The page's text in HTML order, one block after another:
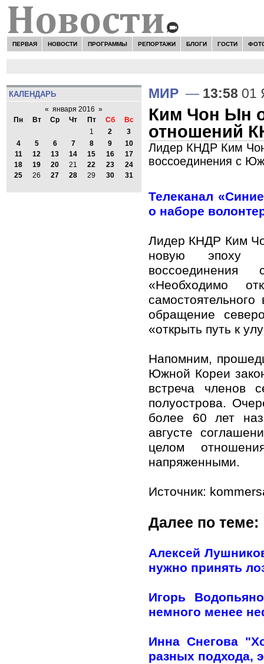
ПЕРВАЯ НОВОСТИ ПРОГРАММЫ РЕПОРТАЖИ БЛОГИ ГОСТИ
КАЛЕНДАРЬ
« января 2016 »
Пн
Вт Ср Чт Пт Сб
Вс
1
2
3
4
5 6 7 8 9
10
11
12 13 14 15 16
17
18
19 20 21 22 23
24
25
26 27 28 29 30 31
МИР — 13:58 01
Ким Чон Ын
отношений
Лидер КНДР Ким Чон
воссоединения с
Телеканал
о наборе
Лидер КНДР Ким
новую эпоху
«Необходимо
обращение
«открыть путь к
Напомним,
Южной Кореи
встреча членов
полуострова.
более 60 лет
августе
целом
напряженными.
Источник:
Далее по теме:
Алексей
нужно принять
Игорь
немного менее
Инна Снегова
разных подхода,